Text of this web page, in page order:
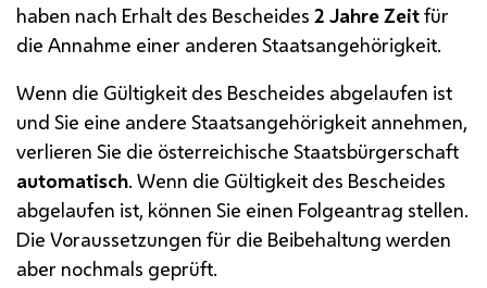
haben nach Erhalt des Bescheides 2 Jahre Zeitfür
die Annahme einer anderen Staatsangehörigkeit.
Wenn die Gültigkeit des Bescheides abgelaufen ist
und Sie eine andere Staatsangehörigkeit annehmen,
verlieren Sie die österreichische Staatsbürgerschaft
automatisch. Wenn die Gültigkeit des Bescheides
abgelaufen ist, können Sie einen Folgeantrag stellen.
Die Voraussetzungen für die Beibehaltung werden
aber nochmals geprüft.